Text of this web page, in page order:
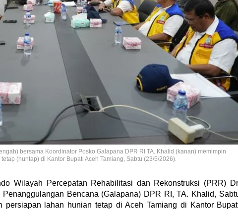
bersama Koordinator Posko Galapana DPR RI TA. Khalid (kanan) memimpin
(huntap) di Kantor Bupati Aceh Tamiang, Sabtu (23/5/2026).
Wilayah Percepatan Rehabilitasi dan Rekonstruksi (PRR)
Bencana (Galapana) DPR RI, TA. Khalid,
persiapan lahan hunian tetap di Aceh Tamiang di Kantor